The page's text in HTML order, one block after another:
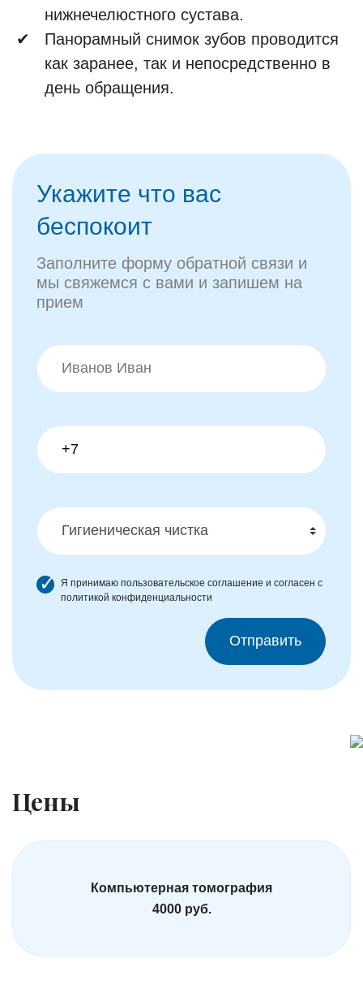
нижнечелюстного сустава.
Панорамный снимок зубов проводится
как заранее, так и непосредственно в
день обращения.
Укажите что вас
беспокоит
Заполните форму обратной связи и
мы свяжемся с вами и запишем на
прием
Я принимаю пользовательское соглашение и согласен с
политикой конфиденциальности
Цены
Компьютерная томография
4000 руб.